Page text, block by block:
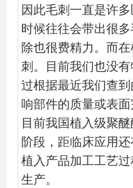
因此毛刺一直是许
时候往往会带出很
除也很费精力。而
刺。目前我们也没
过根据最近我们查
响部件的质量或表
目前我国植入级聚
阶段，距临床应用
植入产品加工工艺
生产。